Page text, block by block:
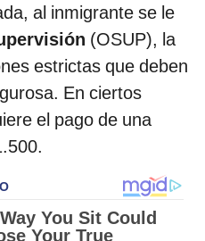
al inmigrante se le
(OSUP), la
estrictas que deben
En ciertos
el pago de una